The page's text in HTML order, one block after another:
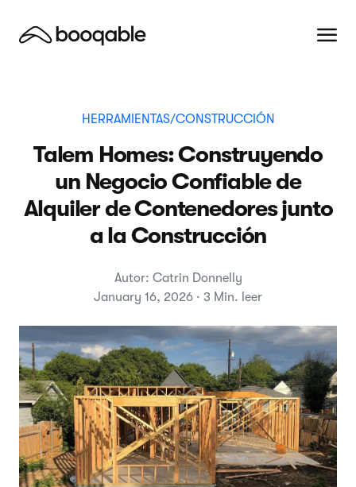
HERRAMIENTAS/CONSTRUCCIÓN
Talem Homes: Construyendo
un Negocio Confiable de
Alquiler de Contenedores junto
a la Construcción
Autor: Catrin Donnelly
January 16, 2026 · 3 Min. leer